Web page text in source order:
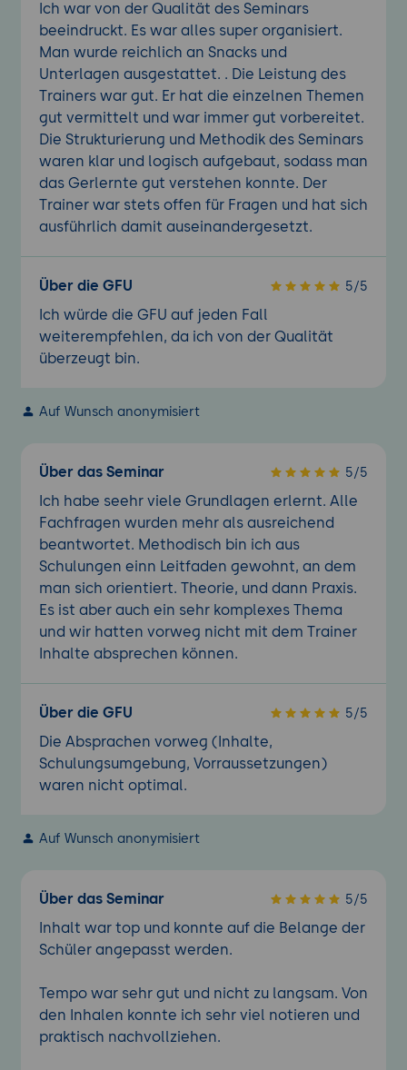
Ich war von der Qualität des Seminars
beeindruckt. Es war alles super organisiert.
Man wurde reichlich an Snacks und
Unterlagen ausgestattet. . Die Leistung des
Trainers war gut. Er hat die einzelnen Themen
gut vermittelt und war immer gut vorbereitet.
Die Strukturierung und Methodik des Seminars
waren klar und logisch aufgebaut, sodass man
das Gerlernte gut verstehen konnte. Der
Trainer war stets offen für Fragen und hat sich
ausführlich damit auseinandergesetzt.
Über die GFU 5/5
Ich würde die GFU auf jeden Fall
weiterempfehlen, da ich von der Qualität
überzeugt bin.
Auf Wunsch anonymisiert
Über das Seminar 5/5
Ich habe seehr viele Grundlagen erlernt. Alle
Fachfragen wurden mehr als ausreichend
beantwortet. Methodisch bin ich aus
Schulungen einn Leitfaden gewohnt, an dem
man sich orientiert. Theorie, und dann Praxis.
Es ist aber auch ein sehr komplexes Thema
und wir hatten vorweg nicht mit dem Trainer
Inhalte absprechen können.
Über die GFU 5/5
Die Absprachen vorweg (Inhalte,
Schulungsumgebung, Vorraussetzungen)
waren nicht optimal.
Auf Wunsch anonymisiert
Über das Seminar 5/5
Inhalt war top und konnte auf die Belange der
Schüler angepasst werden.
Tempo war sehr gut und nicht zu langsam. Von
den Inhalen konnte ich sehr viel notieren und
praktisch nachvollziehen.